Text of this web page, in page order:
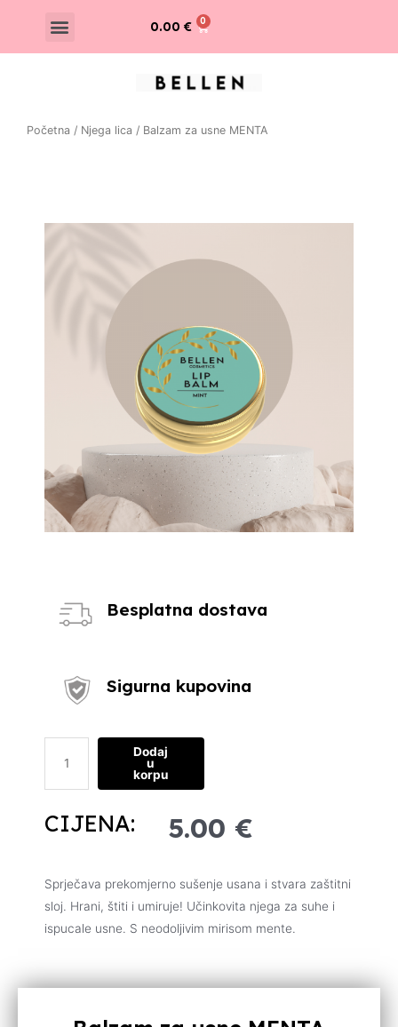
0.00€
Početna / Njega lica / Balzam za usne MENTA
Besplatna dostava
Sigurna kupovina
Dodaj
u
korpu
CIJENA: 5.00 €
Sprječava prekomjerno sušenje usana i stvara zaštitni
sloj. Hrani, štiti i umiruje! Učinkovita njega za suhe i
ispucale usne. S neodoljivim mirisom mente.